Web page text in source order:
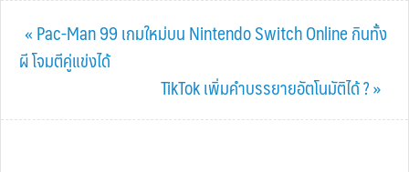
Previous
Post:
« Pac-Man 99 เกมใหม่บน Nintendo Switch Online กินทั้ง
ผี โจมตีคู่แข่งได้
Next
Post:
TikTok เพิ่มคำบรรยายอัตโนมัติได้ ? »